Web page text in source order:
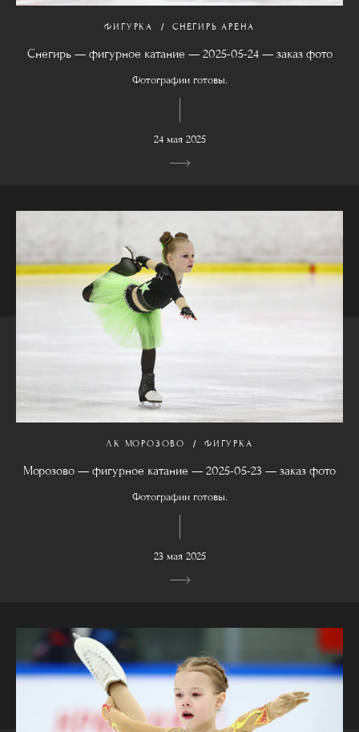
ФИГУРКА СНЕГИРЬ АРЕНА
Снегирь — фигурное катание — 2025-05-24 — заказ фото
Фотографии готовы.
24 мая 2025
ЛК МОРОЗОВО ФИГУРКА
Морозово — фигурное катание — 2025-05-23 — заказ фото
Фотографии готовы.
23 мая 2025